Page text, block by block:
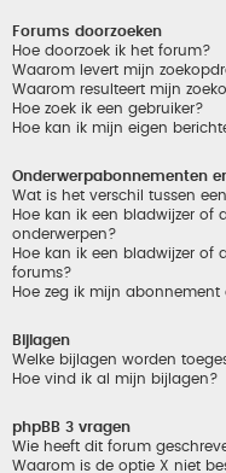
Forums doorzoeken
Hoe doorzoek ik het forum?
Waarom levert mijn
Waarom resulteert mijn
Hoe zoek ik een gebruiker?
Hoe kan ik mijn eigen
Onderwerpabonnementen
Wat is het verschil tussen
Hoe kan ik een bladwijzer of
onderwerpen?
Hoe kan ik een bladwijzer of
forums?
Hoe zeg ik mijn abonnement
Bijlagen
Welke bijlagen worden
Hoe vind ik al mijn bijlagen?
phpBB 3 vragen
Wie heeft dit forum
Waarom is de optie X niet